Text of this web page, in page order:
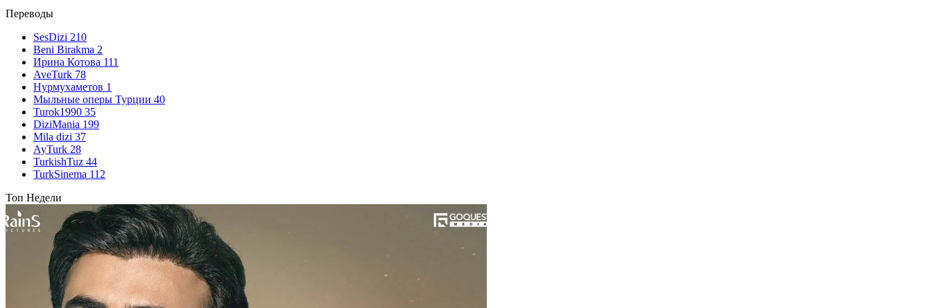
Переводы
SesDizi 210
Beni Birakma 2
Ирина Котова 111
AveTurk 78
Нурмухаметов 1
Мыльные оперы Турции 40
Turok1990 35
DiziMania 199
Mila dizi 37
AyTurk 28
TurkishTuz 44
TurkSinema 112
Топ Недели